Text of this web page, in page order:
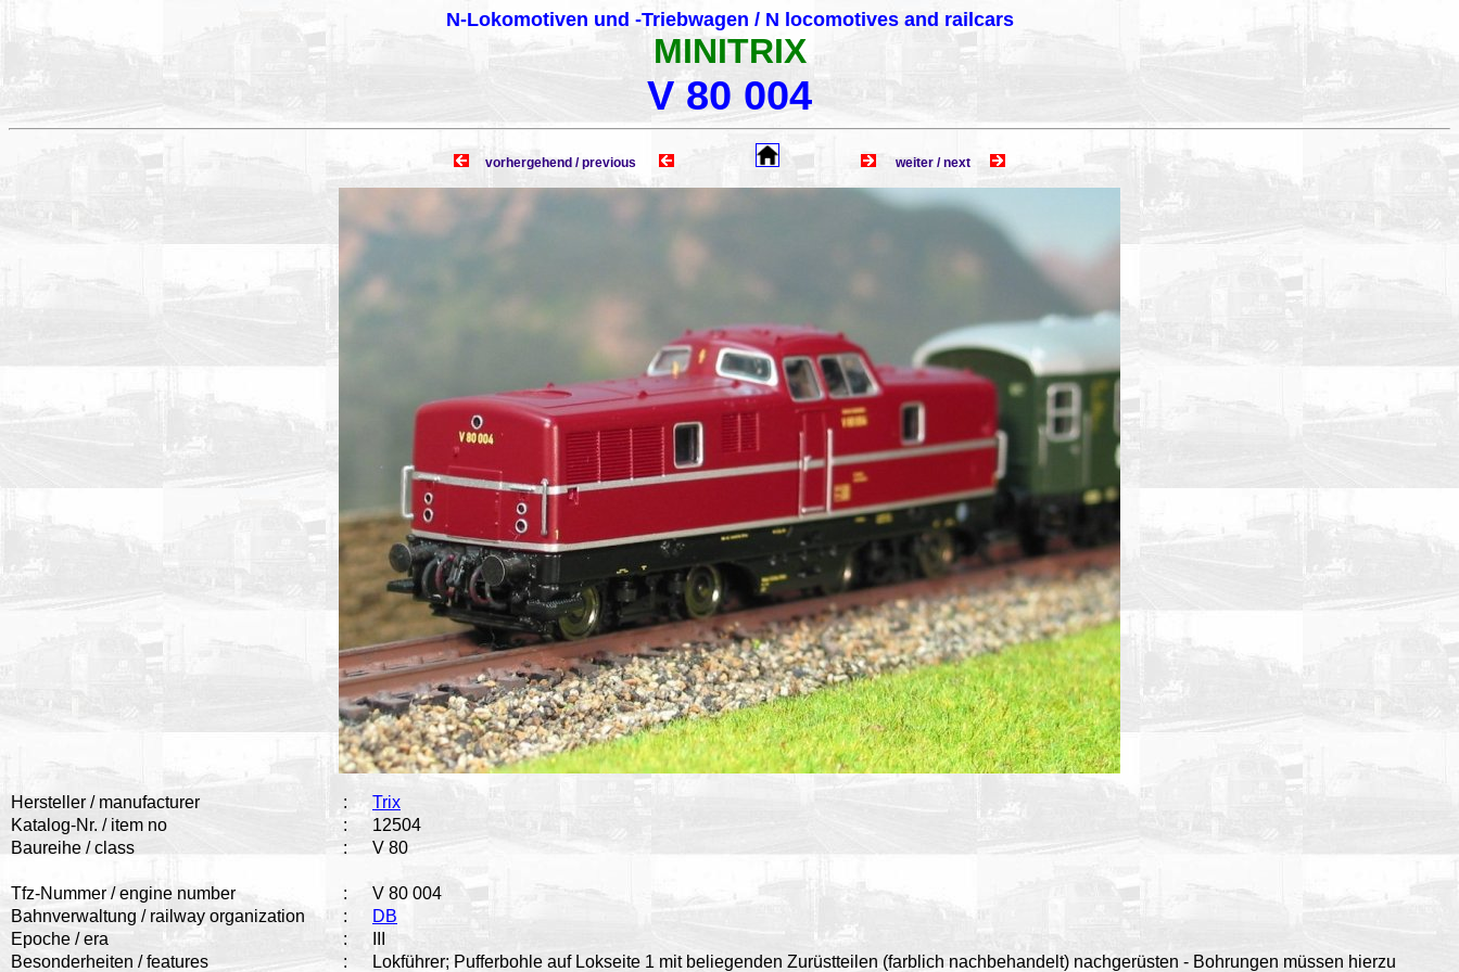
N-Lokomotiven und -Triebwagen / N locomotives and railcars
MINITRIX
V 80 004
vorhergehend / previous weiter / next
Hersteller / manufacturer :
Trix
Katalog-Nr. / item no
:
12504
Baureihe / class
: V 80
Tfz-Nummer / engine number :
V 80 004
Bahnverwaltung / railway organization
:
DB
Epoche / era
:
Besonderheiten / features
: Lokführer; Pufferbohle auf Lokseite 1 mit beliegenden Zurüstteilen (farblich nachbehandelt) nachgerüsten - Bohrungen müssen hierzu